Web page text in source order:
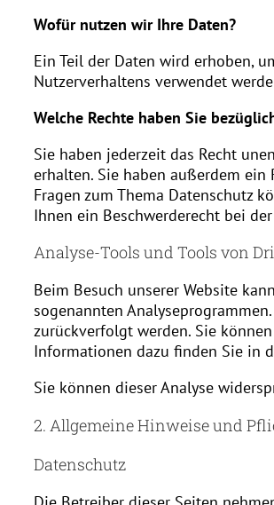
Wofür nutzen wir Ihre Daten?
Ein Teil der Daten wird erhoben,
Nutzerverhaltens verwendet
Welche Rechte haben Sie
Sie haben jederzeit das Recht
erhalten. Sie haben außerdem ein
Fragen zum Thema Datenschutz
Ihnen ein Beschwerderecht bei
Analyse-Tools und Tools von
Beim Besuch unserer Website
sogenannten
zurückverfolgt werden. Sie
Informationen dazu finden Sie in
Sie können dieser Analyse
2. Allgemeine Hinweise und
Datenschutz